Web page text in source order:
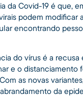
da Covid-19 é que,
podem
encontrando
do vírus é a
e o
as novas
da